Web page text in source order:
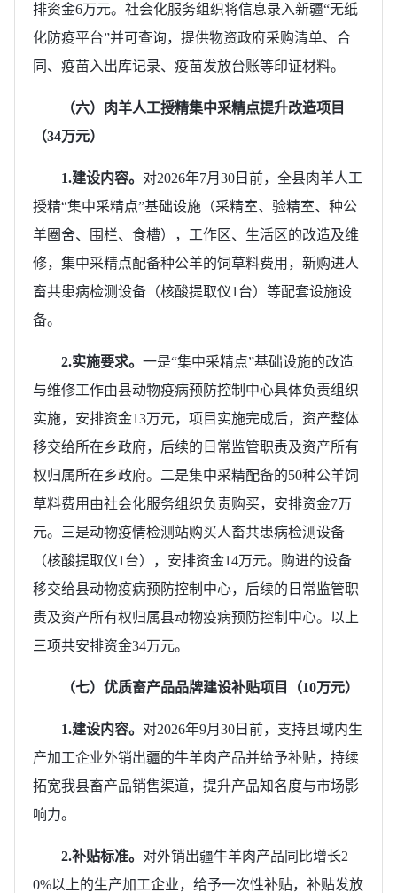
排资金6万元。社会化服务组织将信息录入新疆“无纸
化防疫平台”并可查询，提供物资政府采购清单、合
同、疫苗入出库记录、疫苗发放台账等印证材料。
（六）肉羊人工授精集中采精点提升改造项目
（34万元）
1.建设内容。 对2026年7月30日前，全县肉羊人工
授精“集中采精点”基础设施（采精室、验精室、种公
羊圈舍、围栏、食槽），工作区、生活区的改造及维
修，集中采精点配备种公羊的饲草料费用，新购进人
畜共患病检测设备（核酸提取仪1台）等配套设施设
备。
2.实施要求。 一是“集中采精点”基础设施的改造
与维修工作由县动物疫病预防控制中心具体负责组织
实施，安排资金13万元，项目实施完成后，资产整体
移交给所在乡政府，后续的日常监管职责及资产所有
权归属所在乡政府。二是集中采精配备的50种公羊饲
草料费用由社会化服务组织负责购买，安排资金7万
元。三是动物疫情检测站购买人畜共患病检测设备
（核酸提取仪1台），安排资金14万元。购进的设备
移交给县动物疫病预防控制中心，后续的日常监管职
责及资产所有权归属县动物疫病预防控制中心。以上
三项共安排资金34万元。
（七）优质畜产品品牌建设补贴项目（10万元）
1.建设内容。 对2026年9月30日前，支持县域内生
产加工企业外销出疆的牛羊肉产品并给予补贴，持续
拓宽我县畜产品销售渠道，提升产品知名度与市场影
响力。
2.补贴标准。 对外销出疆牛羊肉产品同比增长2
0%以上的生产加工企业，给予一次性补贴，补贴发放